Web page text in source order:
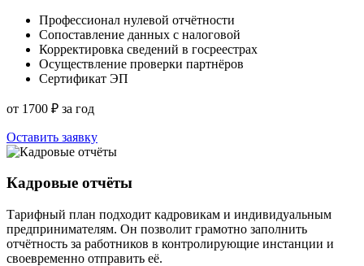
Профессионал нулевой отчётности
Сопоставление данных с налоговой
Корректировка сведений в госреестрах
Осуществление проверки партнёров
Сертификат ЭП
от 1700 ₽ за год
Оставить заявку
Кадровые отчёты
Тарифный план подходит кадровикам и индивидуальным
предпринимателям. Он позволит грамотно заполнить
отчётность за работников в контролирующие инстанции и
своевременно отправить её.